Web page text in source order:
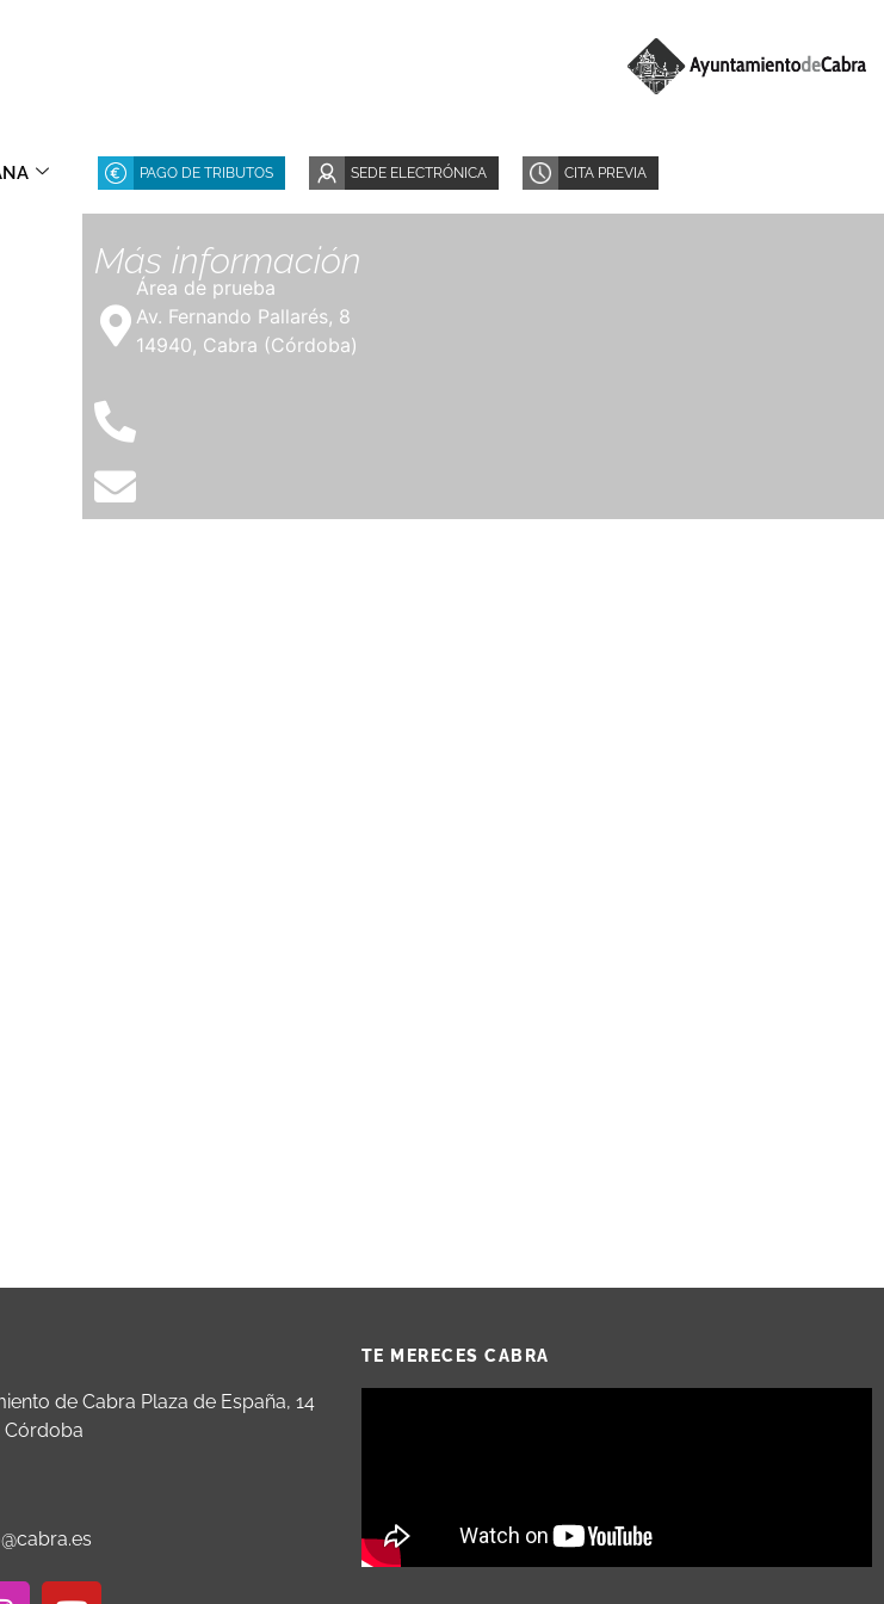
PAGO DE TRIBUTOS SEDE ELECTRÓNICA CITA PREVIA
Más información
Área de prueba
Av. Fernando Pallarés, 8
14940, Cabra (Córdoba)
de Cabra Plaza de España, 14
Córdoba
TE MERECES CABRA